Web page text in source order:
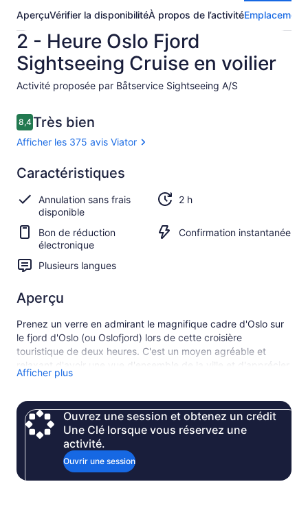
AperçuVérifier la disponibilitéÀ propos de l’activitéEmplacement
2 - Heure Oslo Fjord
Sightseeing Cruise en voilier
Activité proposée par Båtservice Sightseeing A/S
Avis
8,48,4 sur 10 –
Très bien
Afficher les 375 avis Viator
8.4Très
Afficher
375 avis
Viator
Caractéristiques
Annulation sans frais
disponible
2 h
Bon de réduction
électronique
Confirmation instantanée
Plusieurs langues
Aperçu
Prenez un verre en admirant le magnifique cadre d'Oslo sur
le fjord d'Oslo (ou Oslofjord) lors de cette croisière
touristique de deux heures. C'est un moyen agréable et
relaxant d'avoir une vue d'ensemble de la ville et d'apprécier
sa beauté environnante.
billet de ferry gratuit pour le musée
Afficher plus
Ouvrez une session et obtenez un crédit
Une Clé lorsque vous réservez une
activité.
Ouvrir une session